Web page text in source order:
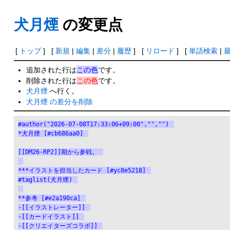
犬月煙の変更点
[ トップ] [ 新規| 編集| 差分| 履歴] [ リロード ] [ 単語検索|
追加された行はこの色です。
削除された行はこの色です。
犬月煙 へ行く。
犬月煙 の差分を削除
#author("2026-07-08T17:33:06+09:00","","")
*犬月煙 [#cb686aa0]
[[DM26-RP2]]期から参戦。
***イラストを担当したカード [#yc8e5218]
#taglist(犬月煙)
**参考 [#e2a190ca]
-[[イラストレーター]]
-[[カードイラスト]]
-[[クリエイターズコラボ]]